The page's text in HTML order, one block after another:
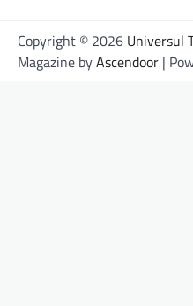
Copyright © 2026 Universul
Magazine byAscendoor |